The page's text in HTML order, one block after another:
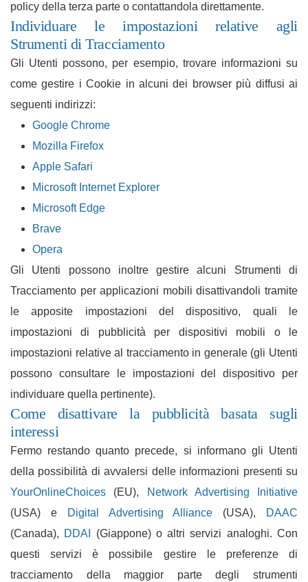
policy della terza parte o contattandola direttamente.
Individuare le impostazioni relative agli
Strumenti di Tracciamento
Gli Utenti possono, per esempio, trovare informazioni su
come gestire i Cookie in alcuni dei browser più diffusi ai
seguenti indirizzi:
Google Chrome
Mozilla Firefox
Apple Safari
Microsoft Internet Explorer
Microsoft Edge
Brave
Opera
Gli Utenti possono inoltre gestire alcuni Strumenti di
Tracciamento per applicazioni mobili disattivandoli tramite
le apposite impostazioni del dispositivo, quali le
impostazioni di pubblicità per dispositivi mobili o le
impostazioni relative al tracciamento in generale (gli Utenti
possono consultare le impostazioni del dispositivo per
individuare quella pertinente).
Come disattivare la pubblicità basata sugli
interessi
Fermo restando quanto precede, si informano gli Utenti
della possibilità di avvalersi delle informazioni presenti su
YourOnlineChoices (EU),
Network Advertising Initiative
(USA) e
Digital Advertising Alliance (USA),
DAAC
(Canada), DDAI
(Giappone) o altri servizi analoghi. Con
questi servizi è possibile gestire le preferenze di
tracciamento della maggior parte degli strumenti